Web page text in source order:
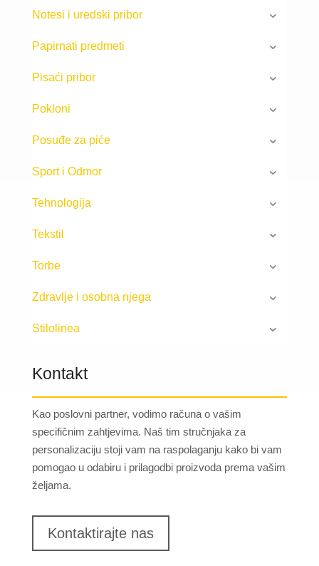
Notesi i uredski pribor
Papirnati predmeti
Pisaći pribor
Pokloni
Posuđe za piće
Sport i Odmor
Tehnologija
Tekstil
Torbe
Zdravlje i osobna njega
Stilolinea
Kontakt
Kao poslovni partner, vodimo računa o vašim
specifičnim zahtjevima. Naš tim stručnjaka za
personalizaciju stoji vam na raspolaganju kako bi vam
pomogao u odabiru i prilagodbi proizvoda prema vašim
željama.
Kontaktirajte nas